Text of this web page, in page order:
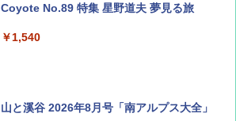
Coyote No.89 特集 星野道夫 夢見る旅
￥1,540
山と溪谷 2026年8月号「南アルプス大全」